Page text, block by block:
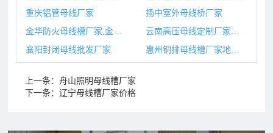
重庆铝管母线厂家
扬中室外母线桥厂家
襄阳封闭母线批发厂家
上一条：舟山照明母线槽厂家
下一条：辽宁母线槽厂家价格